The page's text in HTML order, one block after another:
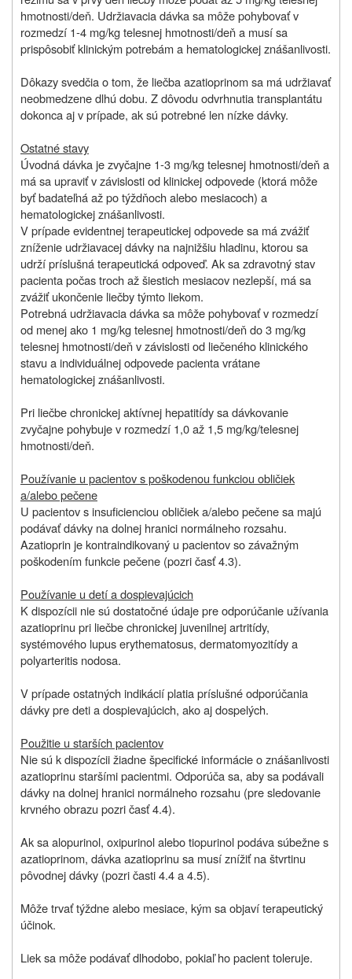
hmotnosti/deň. Udržiavacia dávka sa môže pohybovať v
rozmedzí 1‑4 mg/kg telesnej hmotnosti/deň a musí sa
prispôsobiť klinickým potrebám a hematologickej znášanlivosti.
Dôkazy svedčia o tom, že liečba azatioprinom sa má udržiavať
neobmedzene dlhú dobu. Z dôvodu odvrhnutia transplantátu
dokonca aj v prípade, ak sú potrebné len nízke dávky.
Ostatné stavy
Úvodná dávka je zvyčajne 1‑3 mg/kg telesnej hmotnosti/deň a
má sa upraviť v závislosti od klinickej odpovede (ktorá môže
byť badateľná až po týždňoch alebo mesiacoch) a
hematologickej znášanlivosti.
V prípade evidentnej terapeutickej odpovede sa má zvážiť
zníženie udržiavacej dávky na najnižšiu hladinu, ktorou sa
udrží príslušná terapeutická odpoveď. Ak sa zdravotný stav
pacienta počas troch až šiestich mesiacov nezlepší, má sa
zvážiť ukončenie liečby týmto liekom.
Potrebná udržiavacia dávka sa môže pohybovať v rozmedzí
od menej ako 1 mg/kg telesnej hmotnosti/deň do 3 mg/kg
telesnej hmotnosti/deň v závislosti od liečeného klinického
stavu a individuálnej odpovede pacienta vrátane
hematologickej znášanlivosti.
Pri liečbe chronickej aktívnej hepatitídy sa dávkovanie
zvyčajne pohybuje v rozmedzí 1,0 až 1,5 mg/kg/telesnej
hmotnosti/deň.
Používanie u pacientov s poškodenou funkciou obličiek
a/alebo pečene
U pacientov s insuficienciou obličiek a/alebo pečene sa majú
podávať dávky na dolnej hranici normálneho rozsahu.
Azatioprin je kontraindikovaný u pacientov so závažným
poškodením funkcie pečene (pozri časť 4.3).
Používanie u detí a dospievajúcich
K dispozícii nie sú dostatočné údaje pre odporúčanie užívania
azatioprinu pri liečbe chronickej juvenilnej artritídy,
systémového lupus erythematosus, dermatomyozitídy a
polyarteritis nodosa.
V prípade ostatných indikácií platia príslušné odporúčania
dávky pre deti a dospievajúcich, ako aj dospelých.
Použitie u starších pacientov
Nie sú k dispozícii žiadne špecifické informácie o znášanlivosti
azatioprinu staršími pacientmi. Odporúča sa, aby sa podávali
dávky na dolnej hranici normálneho rozsahu (pre sledovanie
krvného obrazu pozri časť 4.4).
Ak sa alopurinol, oxipurinol alebo tiopurinol podáva súbežne s
azatioprinom, dávka azatioprinu sa musí znížiť na štvrtinu
pôvodnej dávky (pozri časti 4.4 a 4.5).
Môže trvať týždne alebo mesiace, kým sa objaví terapeutický
účinok.
Liek sa môže podávať dlhodobo, pokiaľ ho pacient toleruje.